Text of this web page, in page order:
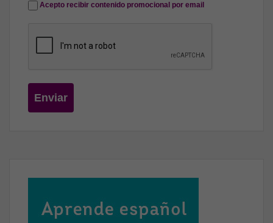
Acepto recibir contenido promocional por email
Enviar